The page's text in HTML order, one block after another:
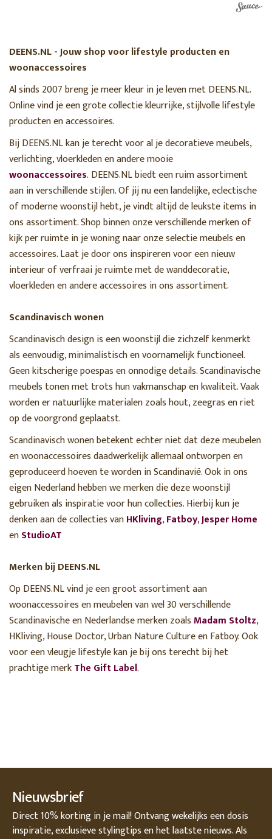
DEENS.NL - Jouw shop voor lifestyle producten en
woonaccessoires
Al sinds 2007 breng je meer kleur in je leven met DEENS.NL.
Online vind je een grote collectie kleurrijke, stijlvolle lifestyle
producten en accessoires.
Bij DEENS.NL kan je terecht voor al je decoratieve meubels,
verlichting, vloerkleden en andere mooie
woonaccessoires. DEENS.NL biedt een ruim assortiment
aan in verschillende stijlen. Of jij nu een landelijke, eclectische
of moderne woonstijl hebt, je vindt altijd de leukste items in
ons assortiment. Shop binnen onze verschillende merken of
kijk per ruimte in je woning naar onze selectie meubels en
accessoires. Laat je door ons inspireren voor een nieuw
interieur of verfraai je ruimte met de wanddecoratie,
vloerkleden en andere accessoires in ons assortiment.
Scandinavisch wonen
Scandinavisch design is een woonstijl die zichzelf kenmerkt
als eenvoudig, minimalistisch en voornamelijk functioneel.
Geen kitscherige poespas en onnodige details. Scandinavische
meubels tonen met trots hun vakmanschap en kwaliteit. Vaak
worden er natuurlijke materialen zoals hout, zeegras en riet
op de voorgrond geplaatst.
Scandinavisch wonen betekent echter niet dat deze meubelen
en woonaccessoires daadwerkelijk allemaal ontworpen en
geproduceerd hoeven te worden in Scandinavië. Ook in ons
eigen Nederland hebben we merken die deze woonstijl
gebruiken als inspiratie voor hun collecties. Hierbij kun je
denken aan de collecties vanHKliving,Fatboy,Jesper Home
enStudioAT
Merken bij DEENS.NL
Op DEENS.NL vind je een groot assortiment aan
woonaccessoires en meubelen van wel 30 verschillende
Scandinavische en Nederlandse merken zoalsMadam Stoltz,
HKliving, House Doctor, Urban Nature Culture en Fatboy. Ook
voor een vleugje lifestyle kan je bij ons terecht bij het
prachtige merkThe Gift Label.
Nieuwsbrief
Direct 10% korting in je mail! Ontvang wekelijks een dosis
inspiratie, exclusieve stylingtips en het laatste nieuws. Als